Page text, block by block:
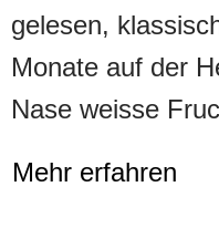
gelesen,
Monate auf der
Nase weisse
Mehr erfahren